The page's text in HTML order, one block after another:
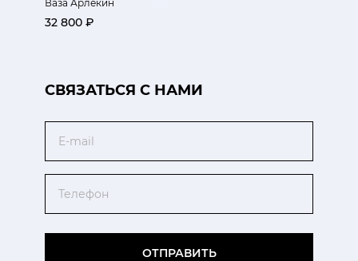
Ваза Арлекин
32 800 ₽
CВЯЗАТЬСЯ С НАМИ
ОТПРАВИТЬ